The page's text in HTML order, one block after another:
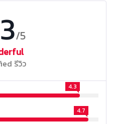
/5
รีวิว
4.3
4.7